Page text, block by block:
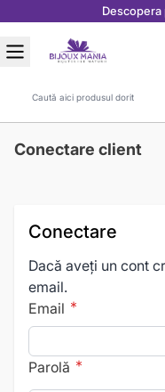
Căutare
Conectare client
Conectare
Dacă aveți un cont
email.
Email
Parolă